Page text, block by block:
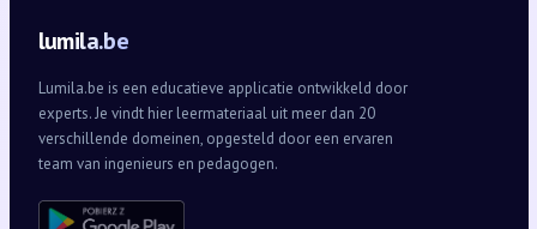
lumila.be
Lumila.be is een educatieve applicatie ontwikkeld door
experts. Je vindt hier leermateriaal uit meer dan 20
verschillende domeinen, opgesteld door een ervaren
team van ingenieurs en pedagogen.